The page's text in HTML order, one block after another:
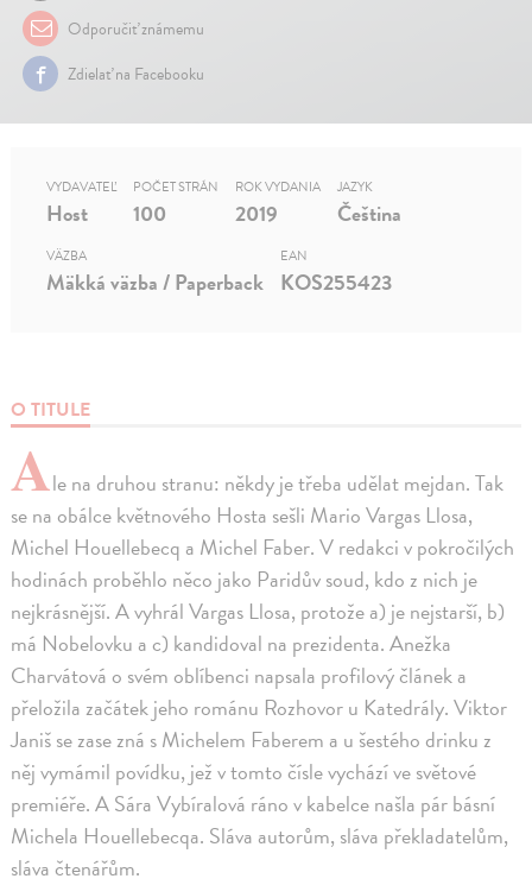
Odporučiť známemu
Zdielať na Facebooku
O TITULE
Ale na druhou stranu: někdy je třeba udělat mejdan. Tak
se na obálce květnového Hosta sešli Mario Vargas Llosa,
Michel Houellebecq a Michel Faber. V redakci v pokročilých
hodinách proběhlo něco jako Paridův soud, kdo z nich je
nejkrásnější. A vyhrál Vargas Llosa, protože a) je nejstarší, b)
má Nobelovku a c) kandidoval na prezidenta. Anežka
Charvátová o svém oblíbenci napsala profilový článek a
přeložila začátek jeho románu Rozhovor u Katedrály. Viktor
Janiš se zase zná s Michelem Faberem a u šestého drinku z
něj vymámil povídku, jež v tomto čísle vychází ve světové
premiéře. A Sára Vybíralová ráno v kabelce našla pár básní
Michela Houellebecqa. Sláva autorům, sláva překladatelům,
sláva čtenářům.
VYDAVATEĽ
Host
POČET STRÁN
100
ROK VYDANIA
2019
JAZYK
Čeština
VÄZBA
Mäkká väzba / Paperback
EAN
KOS255423